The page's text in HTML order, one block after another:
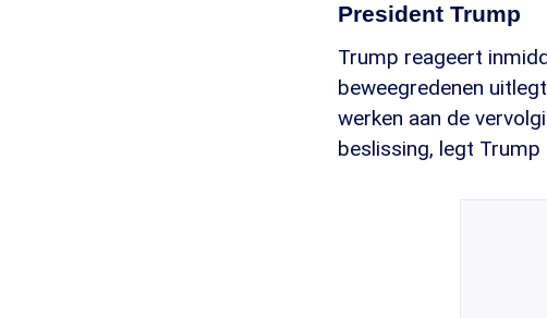
President Trump
Trump reageert
beweegredenen
werken aan de
beslissing, legt Trump